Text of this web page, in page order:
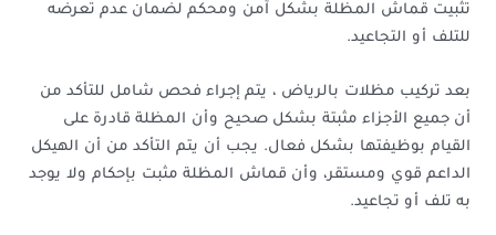
تثبيت قماش المظلة بشكل آمن ومحكم لضمان عدم تعرضه
للتلف أو التجاعيد.
بعد تركيب مظلات بالرياض ، يتم إجراء فحص شامل للتأكد من
أن جميع الأجزاء مثبتة بشكل صحيح وأن المظلة قادرة على
القيام بوظيفتها بشكل فعال. يجب أن يتم التأكد من أن الهيكل
الداعم قوي ومستقر، وأن قماش المظلة مثبت بإحكام ولا يوجد
به تلف أو تجاعيد.